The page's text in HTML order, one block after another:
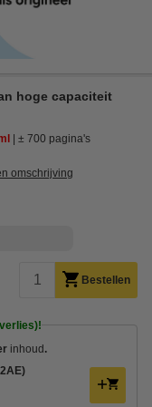
hoge capaciteit
± 700 pagina's
omschrijving
Bestellen
inhoud .